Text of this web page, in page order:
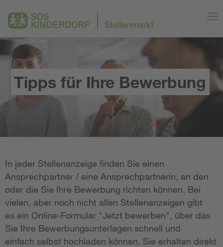
Tipps für Ihre Bewerbung
In jeder Stellenanzeige finden Sie einen
Ansprechpartner / eine Ansprechpartnerin, an den
oder die Sie Ihre Bewerbung richten können. Bei
vielen, aber noch nicht allen Stellenanzeigen gibt
es ein Online-Formular "Jetzt bewerben", über das
Sie Ihre Bewerbungsunterlagen schnell und
einfach selbst hochladen können. Sie erhalten direkt